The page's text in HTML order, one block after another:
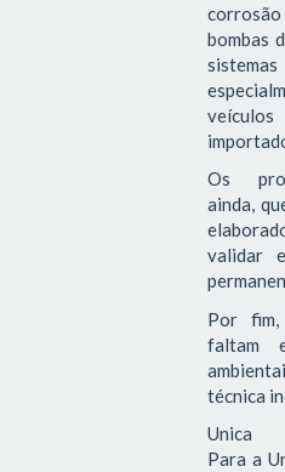
bombas
Os
ainda,
validar
Por
faltam
técnica
Unica
Para a